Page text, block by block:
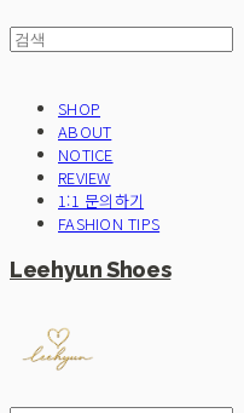
SHOP
ABOUT
NOTICE
REVIEW
1:1 문의하기
FASHION TIPS
Leehyun Shoes